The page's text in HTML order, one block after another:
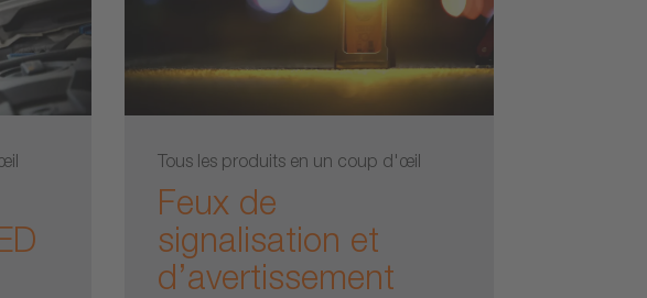
Tous les produits en un coup d'œil
Feux de
signalisation et
d’avertissement